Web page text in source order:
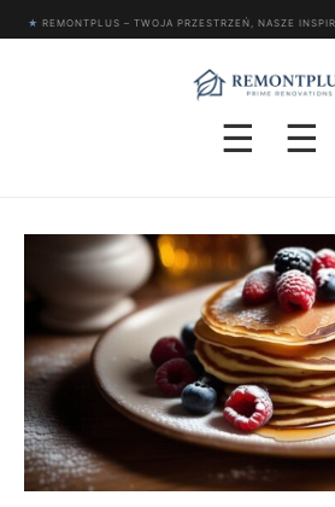
★ REMONTPLUS – TWOJA PRZESTRZEŃ, NASZE
☰ ☰